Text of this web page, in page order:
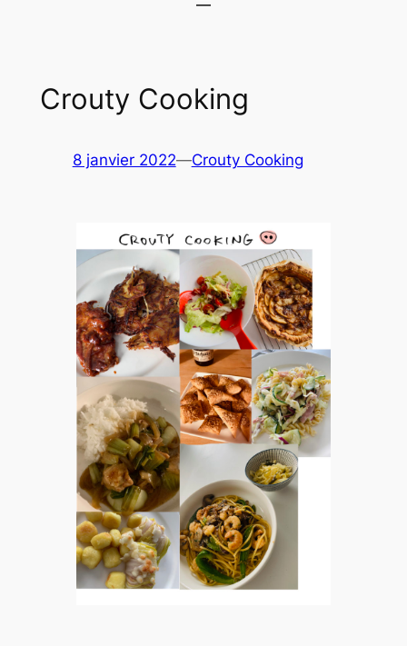
Crouty Cooking
8 janvier 2022—Crouty Cooking